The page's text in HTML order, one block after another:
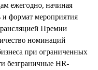
ежегодно, начиная
и формат мероприятия
Премии
номинаций
при ограниченных
безграничные HR-